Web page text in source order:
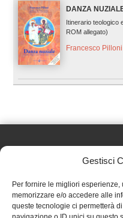
Gestisci
Per fornire le migliori
memorizzare e/o accedere alle
queste tecnologie ci permetterà
DANZA
Itinerario teologico
ROM allegato)
Francesco Pilloni
Effatà Editrice di
C.F. e P.IVA 09655250018
Via Tre Denti, 1 - 10060